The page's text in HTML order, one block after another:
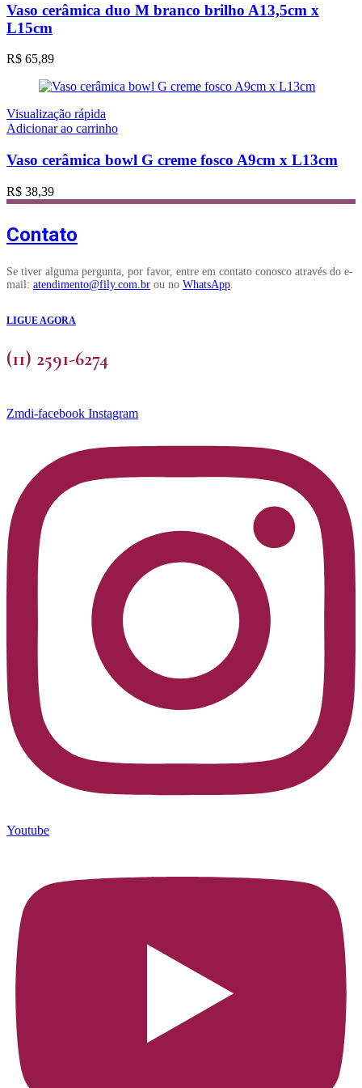
Vaso cerâmica duo M branco brilho A13,5cm x
L15cm
R$ 65,89
Visualização rápida
Adicionar ao carrinho
Vaso cerâmica bowl G creme fosco A9cm x L13cm
R$ 38,39
Contato
Se tiver alguma pergunta, por favor, entre em contato conosco através do e-
mail: atendimento@fily.com.br ou no WhatsApp
LIGUE AGORA
(11) 2591-6274
Zmdi-facebook Instagram
Youtube